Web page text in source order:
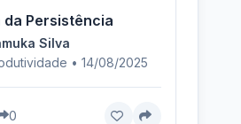
da Persistência
Silva
• 14/08/2025
0